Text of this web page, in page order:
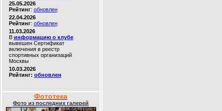
25.05.2026
Рейтинг: обновлен
22.04.2026
Рейтинг: обновлен
11.03.2026
В информацию о клубе
вывешен Сертификат
включения в реестр
спортивных организаций
Москвы
10.03.2026
Рейтинг: обновлен
Фототека
Фото из последних галерей